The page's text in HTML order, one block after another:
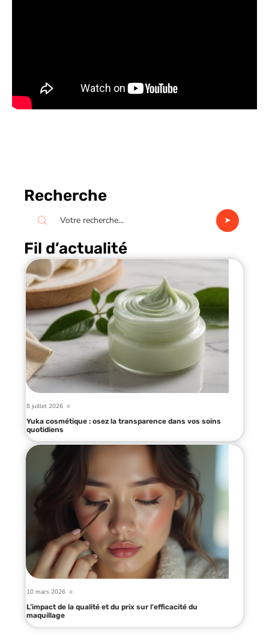
Recherche
Fil d’actualité
8 juillet 2026
Yuka cosmétique : osez la transparence dans vos soins
quotidiens
10 mars 2026
L’impact de la qualité et du prix sur l’efficacité du
maquillage